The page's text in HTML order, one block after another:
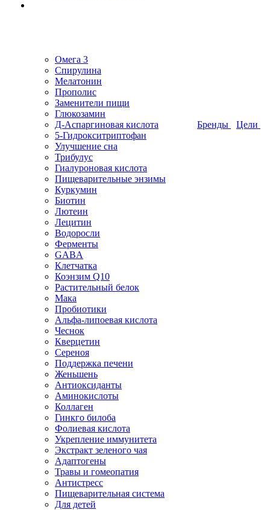
Омега 3
Спирулина
Мелатонин
Прополис
Заменители пищи
Глюкозамин
Д-Аспаргиновая кислота
5-Гидрокситриптофан
Улучшение сна
Трибулус
Гиалуроновая кислота
Пищеварительные энзимы
Куркумин
Биотин
Лютеин
Лецитин
Водоросли
Ферменты
GABA
Клетчатка
Коэнзим Q10
Растительный белок
Мака
Пробиотики
Альфа-липоевая кислота
Чеснок
Кверцетин
Сереноя
Поддержка печени
Женьшень
Антиоксиданты
Аминокислоты
Коллаген
Гинкго билоба
Фолиевая кислота
Укрепление иммунитета
Экстракт зеленого чая
Адаптогены
Травы и гомеопатия
Антистресс
Пищеварительная система
Для детей
Бренды Цели